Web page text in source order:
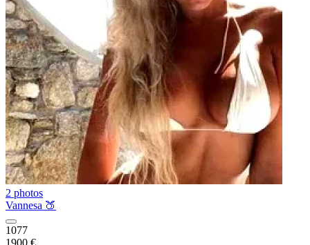
2 photos
Vannesa 🍑
1077
1900 €